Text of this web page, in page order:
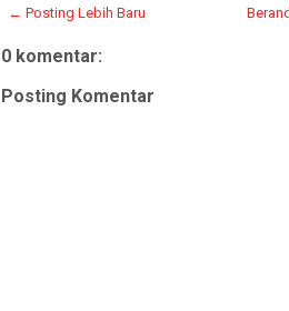
← Posting Lebih Baru
0 komentar:
Posting Komentar